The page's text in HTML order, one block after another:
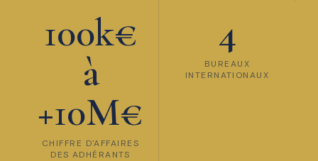
100k€
à
+10M€
CHIFFRE D'AFFAIRES
DES ADHÉRANTS
4
BUREAUX
INTERNATIONAUX